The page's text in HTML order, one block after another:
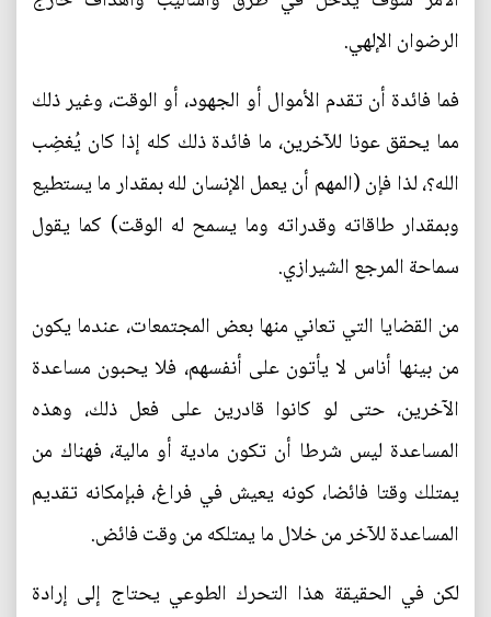
الرضوان الإلهي.
فما فائدة أن تقدم الأموال أو الجهود، أو الوقت، وغير ذلك
مما يحقق عونا للآخرين، ما فائدة ذلك كله إذا كان يُغضِب
الله؟، لذا فإن (المهم أن يعمل الإنسان لله بمقدار ما يستطيع
وبمقدار طاقاته وقدراته وما يسمح له الوقت) كما يقول
سماحة المرجع الشيرازي.
من القضايا التي تعاني منها بعض المجتمعات، عندما يكون
من بينها أناس لا يأتون على أنفسهم، فلا يحبون مساعدة
الآخرين، حتى لو كانوا قادرين على فعل ذلك، وهذه
المساعدة ليس شرطا أن تكون مادية أو مالية، فهناك من
يمتلك وقتا فائضا، كونه يعيش في فراغ، فبإمكانه تقديم
المساعدة للآخر من خلال ما يمتلكه من وقت فائض.
لكن في الحقيقة هذا التحرك الطوعي يحتاج إلى إرادة